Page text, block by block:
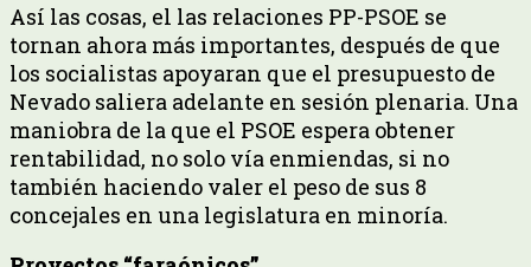
Así las cosas, el las relaciones PP-PSOE se
tornan ahora más importantes, después de que
los socialistas apoyaran que el presupuesto de
Nevado saliera adelante en sesión plenaria. Una
maniobra de la que el PSOE espera obtener
rentabilidad, no solo vía enmiendas, si no
también haciendo valer el peso de sus 8
concejales en una legislatura en minoría.